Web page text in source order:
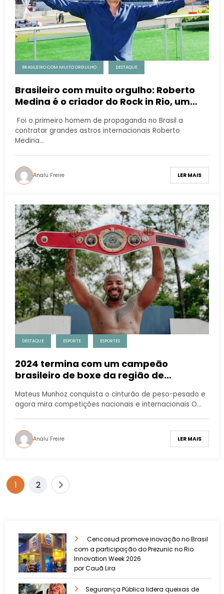
BRASILEIRO COM MUITO ORGULHO DESTAQUE
Brasileiro com muito orgulho: Roberto
Medina é o criador do Rock in Rio, um
festivais de música do mundo
Foi o primeiro homem de propaganda no Brasil a
contratar grandes astros internacionais Roberto
Medina…
Analu Freire LER MAIS
DESTAQUE ESPORTE ESPORTES
2024 termina com um campeão
brasileiro de boxe da região de
Mateus Munhoz conquista o cinturão de peso-pesado e
agora mira competições nacionais e internacionais O…
Analu Freire LER MAIS
1 2
Cencosud promove inovação no Brasil
com a participação do Prezunic no Rio
Innovation Week 2026
por Cauã Lira
​Segurança Pública lidera queixas de